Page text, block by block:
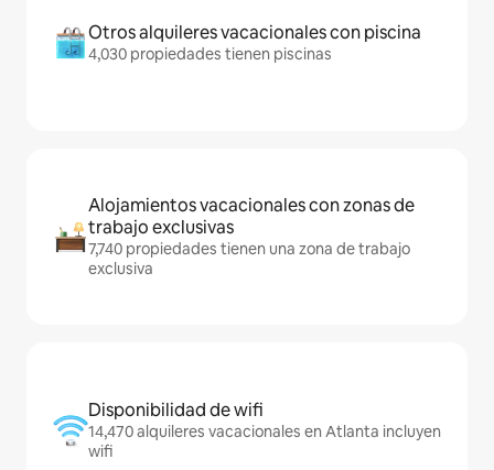
Otros alquileres vacacionales con piscina
4,030 propiedades tienen piscinas
Alojamientos vacacionales con zonas de
trabajo exclusivas
7,740 propiedades tienen una zona de trabajo
exclusiva
Disponibilidad de wifi
14,470 alquileres vacacionales en Atlanta incluyen
wifi